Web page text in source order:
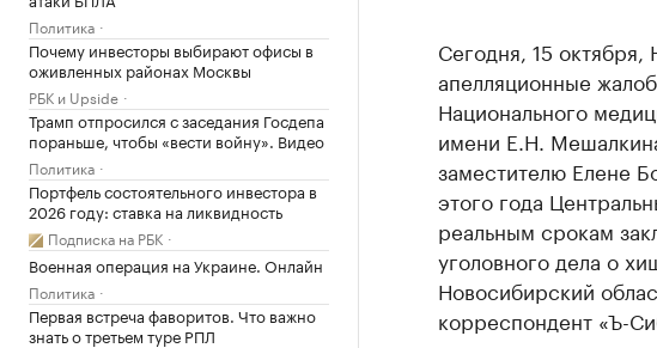
Политика
Почему инвесторы выбирают офисы в
оживленных районах Москвы
РБК и Upside
Трамп отпросился с заседания Госдепа
пораньше, чтобы «вести войну». Видео
Политика
Портфель состоятельного инвестора в
2026 году: ставка на ликвидность
Подписка на РБК
Военная операция на Украине. Онлайн
Политика
Первая встреча фаворитов. Что важно
знать о третьем туре РПЛ
Сегодня, 15
апелляционные
Национального
имени Е.Н.
заместителю Елене
этого года
реальным срокам
уголовного дела о
Новосибирский
корреспондент «Ъ-